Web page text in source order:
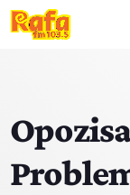
play_arrow OUVIR